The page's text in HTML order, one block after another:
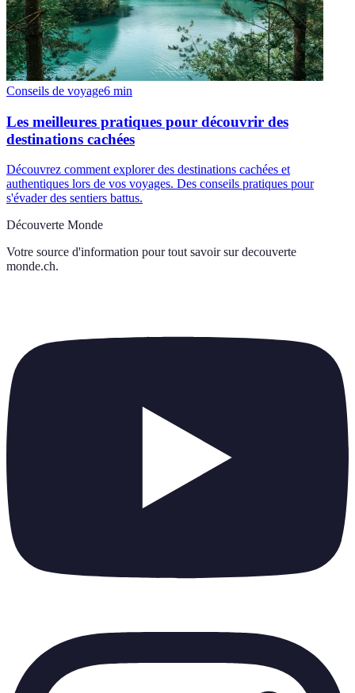
Conseils de voyage6 min
Les meilleures pratiques pour découvrir des
destinations cachées
Découvrez comment explorer des destinations cachées et
authentiques lors de vos voyages. Des conseils pratiques pour
s'évader des sentiers battus.
Découverte Monde
Votre source d'information pour tout savoir sur decouverte
monde.ch.